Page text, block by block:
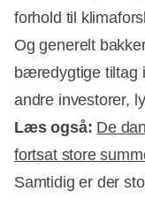
forhold til
Og generelt
bæredygtige tiltag
andre investorer,
Læs også: De
fortsat store
Samtidig er der